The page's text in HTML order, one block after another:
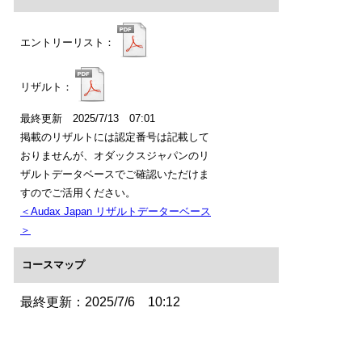
エントリーリスト：
リザルト：
最終更新 2025/7/13 07:01
掲載のリザルトには認定番号は記載して
おりませんが、オダックスジャパンのリ
ザルトデータベースでご確認いただけま
すのでご活用ください。
＜Audax Japan リザルトデーターベース
＞
コースマップ
最終更新：2025/7/6 10:12